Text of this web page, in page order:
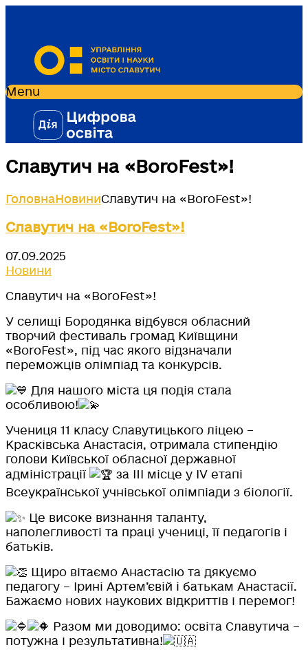
Menu
Славутич на «BoroFest»!
ГоловнаНовиниСлавутич на «BoroFest»!
Славутич на «BoroFest»!
07.09.2025
Новини
Славутич на «BoroFest»!
У селищі Бородянка відбувся обласний
творчий фестиваль громад Київщини
«BoroFest», під час якого відзначали
переможців олімпіад та конкурсів.
Для нашого міста ця подія стала
особливою!
Учениця 11 класу Славутицького ліцею –
Красківська Анастасія, отримала стипендію
голови Київської обласної державної
адміністрації
за III місце у IV етапі
Всеукраїнської учнівської олімпіади з біології.
Це високе визнання таланту,
наполегливості та праці учениці, її педагогів і
батьків.
Щиро вітаємо Анастасію та дякуємо
педагогу – Ірині Артем’євій і батькам Анастасії.
Бажаємо нових наукових відкриттів і перемог!
Разом ми доводимо: освіта Славутича –
потужна і результативна!